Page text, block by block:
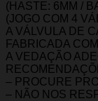
(HASTE: 6MM /
(JOGO COM 4
A VÁLVULA DE
FABRICADA
A VEDAÇÃO
– PROCURE
– NÃO NOS